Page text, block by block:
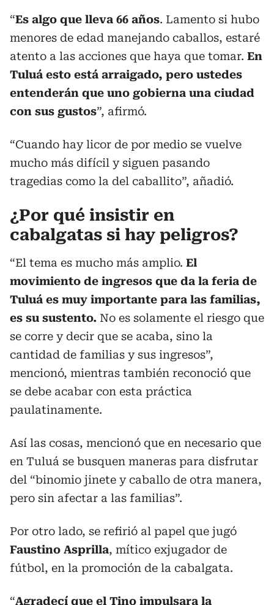
“Es algo que lleva 66 años. Lamento si hubo
menores de edad manejando caballos, estaré
atento a las acciones que haya que tomar. En
Tuluá esto está arraigado, pero ustedes
entenderán que uno gobierna una ciudad
con sus gustos”, afirmó.
“Cuando hay licor de por medio se vuelve
mucho más difícil y siguen pasando
tragedias como la del caballito”, añadió.
¿Por qué insistir en
cabalgatas si hay peligros?
“El tema es mucho más amplio. El
movimiento de ingresos que da la feria de
Tuluá es muy importante para las familias,
es su sustento. No es solamente el riesgo que
se corre y decir que se acaba, sino la
cantidad de familias y sus ingresos”,
mencionó, mientras también reconoció que
se debe acabar con esta práctica
paulatinamente.
Así las cosas, mencionó que en necesario que
en Tuluá se busquen maneras para disfrutar
del “binomio jinete y caballo de otra manera,
pero sin afectar a las familias”.
Por otro lado, se refirió al papel que jugó
Faustino Asprilla, mítico exjugador de
fútbol, en la promoción de la cabalgata.
“Agradecí que el Tino impulsara la